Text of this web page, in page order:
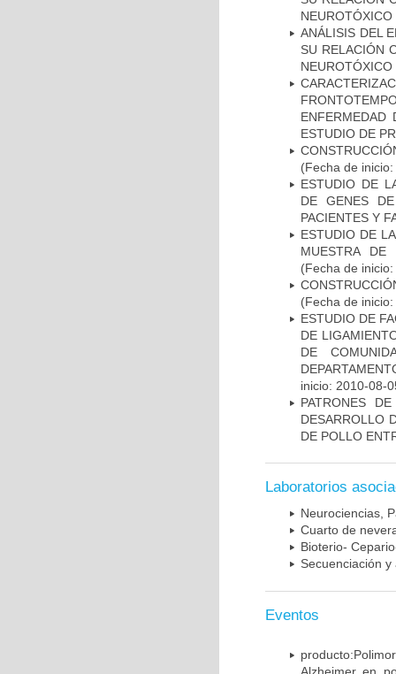
NEUROTÓXICO
ANÁLISIS DEL
SU RELACIÓN
NEUROTÓXICO
ENFERMEDAD
ESTUDIO DE
(Fecha de
ESTUDIO DE
DE GENES
PACIENTES Y
ESTUDIO DE
MUESTRA DE
(Fecha de
(Fecha de
ESTUDIO DE
DE
DE
inicio: 2010-08-
PATRONES
DESARROLLO
DE POLLO
Laboratorios
Neurociencias,
Cuarto de
Bioterio-
Secuenciación
Eventos
Alzheimer en